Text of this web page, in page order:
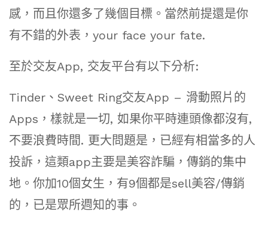
感，而且你還多了幾個目標。當然前提還是你
有不錯的外表，your face your fate.
至於交友App, 交友平台有以下分析:
Tinder、Sweet Ring交友App – 滑動照片的
Apps，樣就是一切, 如果你平時連頭像都沒有,
不要浪費時間. 更大問題是，已經有相當多的人
投訴，這類app主要是美容詐騙，傳銷的集中
地。你加10個女生，有9個都是sell美容/傳銷
的，已是眾所週知的事。